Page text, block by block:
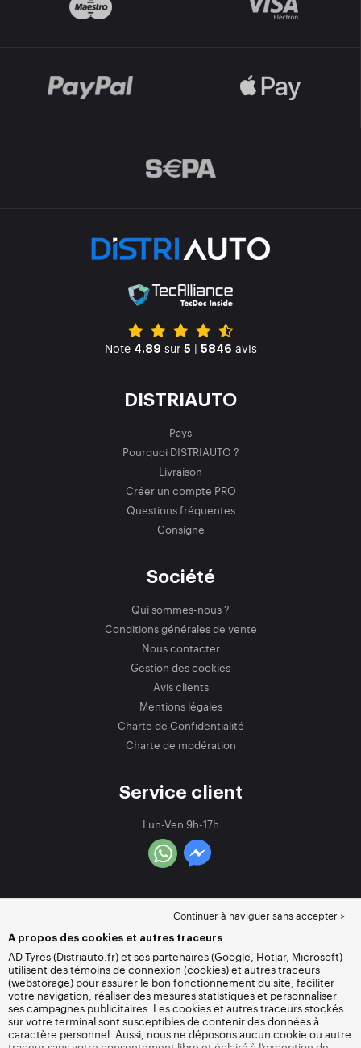
Note 4.89 sur 5 | 5846 avis
DISTRIAUTO
Pays
Pourquoi DISTRIAUTO ?
Livraison
Créer un compte PRO
Questions fréquentes
Consigne
Société
Qui sommes-nous ?
Conditions générales de vente
Nous contacter
Gestion des cookies
Avis clients
Mentions légales
Charte de Confidentialité
Charte de modération
Service client
Lun-Ven 9h-17h
Continuer à naviguer sans accepter >
À propos des cookies et autres traceurs
AD Tyres (Distriauto.fr) et ses partenaires (Google, Hotjar, Microsoft)
utilisent des témoins de connexion (cookies) et autres traceurs
(webstorage) pour assurer le bon fonctionnement du site, faciliter
votre navigation, réaliser des mesures statistiques et personnaliser
ses campagnes publicitaires. Les cookies et autres traceurs stockés
sur votre terminal sont susceptibles de contenir des données à
caractère personnel. Aussi, nous ne déposons aucun cookie ou autre